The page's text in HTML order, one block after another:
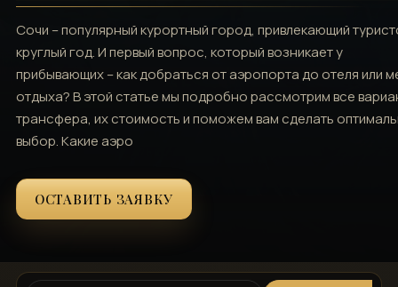
Сочи – популярный курортный город‚ привлекающий
круглый год. И первый вопрос‚ который возникает у
прибывающих – как добраться от аэропорта до отеля или
отдыха? В этой статье мы подробно рассмотрим все
трансфера‚ их стоимость и поможем вам сделать
выбор. Какие аэро
ОСТАВИТЬ ЗАЯВКУ